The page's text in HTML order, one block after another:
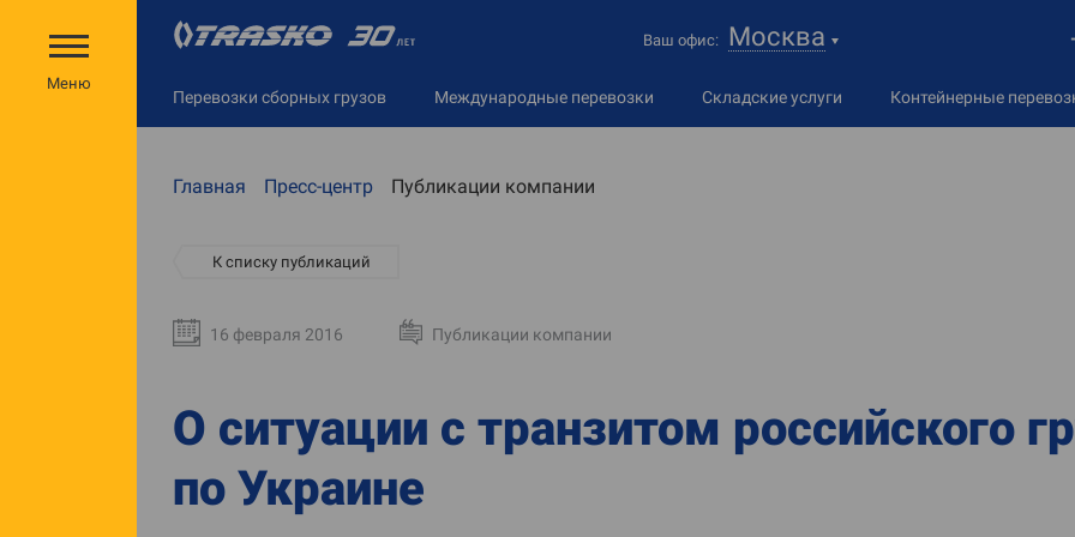
Меню
Ваш офис: Москва
Перевозки сборных грузов Международные перевозки Складские услуги Контейнерные
Главная Пресс-центр Публикации компании
К списку публикаций
16 февраля 2016 Публикации компании
О ситуации с транзитом российского
по Украине